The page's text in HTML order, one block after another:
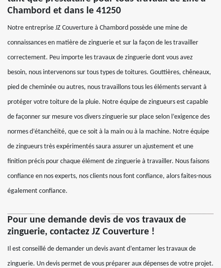
Chambord et dans le 41250
Notre entreprise JZ Couverture à Chambord possède une mine de
connaissances en matière de zinguerie et sur la façon de les travailler
correctement. Peu importe les travaux de zinguerie dont vous avez
besoin, nous intervenons sur tous types de toitures. Gouttières, chêneaux,
pied de cheminée ou autres, nous travaillons tous les éléments servant à
protéger votre toiture de la pluie. Notre équipe de zingueurs est capable
de façonner sur mesure vos divers zinguerie sur place selon l’exigence des
normes d’étanchéité, que ce soit à la main ou à la machine. Notre équipe
de zingueurs très expérimentés saura assurer un ajustement et une
finition précis pour chaque élément de zinguerie à travailler. Nous faisons
confiance en nos experts, nos clients nous font confiance, alors faites-nous
également confiance.
Pour une demande devis de vos travaux de
zinguerie, contactez JZ Couverture !
Il est conseillé de demander un devis avant d’entamer les travaux de
zinguerie. Un devis permet de vous préparer aux dépenses de votre projet.